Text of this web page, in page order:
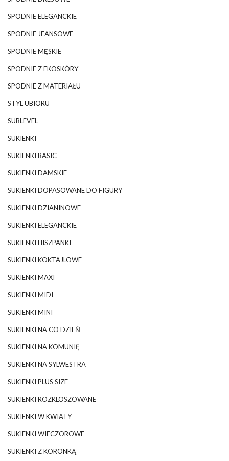
SPODNIE ELEGANCKIE
SPODNIE JEANSOWE
SPODNIE MĘSKIE
SPODNIE Z EKOSKÓRY
SPODNIE Z MATERIAŁU
STYL UBIORU
SUBLEVEL
SUKIENKI
SUKIENKI BASIC
SUKIENKI DAMSKIE
SUKIENKI DOPASOWANE DO FIGURY
SUKIENKI DZIANINOWE
SUKIENKI ELEGANCKIE
SUKIENKI HISZPANKI
SUKIENKI KOKTAJLOWE
SUKIENKI MAXI
SUKIENKI MIDI
SUKIENKI MINI
SUKIENKI NA CO DZIEŃ
SUKIENKI NA KOMUNIĘ
SUKIENKI NA SYLWESTRA
SUKIENKI PLUS SIZE
SUKIENKI ROZKLOSZOWANE
SUKIENKI W KWIATY
SUKIENKI WIECZOROWE
SUKIENKI Z KORONKĄ